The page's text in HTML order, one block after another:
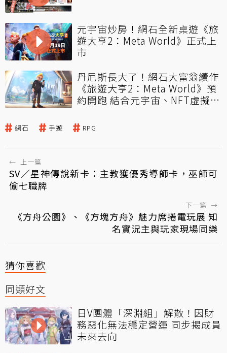
元宇宙炒房！網石全新桌遊《旅
遊大亨2：Meta World》正式上
市
丹尼斯長大了！網石大富翁續作
《旅遊大亨2：Meta World》預
約開跑 結合元宇宙、NFT虛擬置
網石 手遊 RPG
← 上一篇
SV／星神傳說新卡：主教獲優秀導師卡，巫師可
偷七職牌
下一篇 →
《方舟公園》、《方塊方舟》魅力席捲電玩展 知
名實況主與玩家現場同樂
猜你喜歡
同類好文
日V團體「深淵組」解散！因財
務惡化無法穩定營運 同步揭成員
未來去向